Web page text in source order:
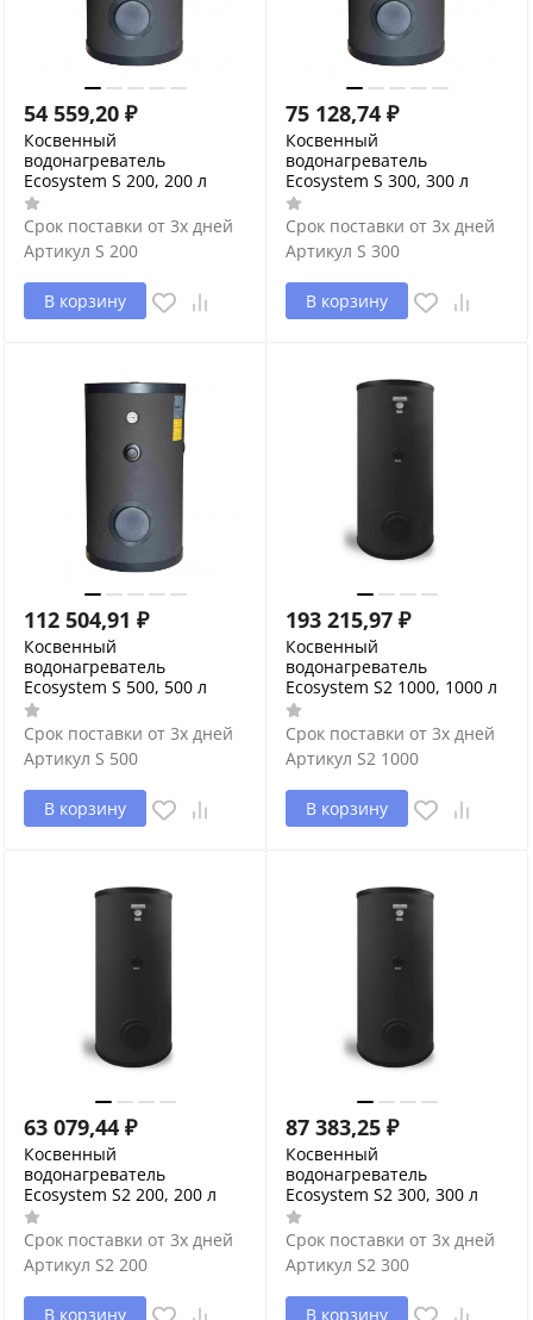
54 559,20 ₽
Косвенный
водонагреватель
Ecosystem S 200, 200 л
Срок поставки от 3х дней
Артикул S 200
В корзину
75 128,74 ₽
Косвенный
водонагреватель
Ecosystem S 300, 300 л
Срок поставки от 3х дней
Артикул S 300
В корзину
112 504,91 ₽
Косвенный
водонагреватель
Ecosystem S 500, 500 л
Срок поставки от 3х дней
Артикул S 500
В корзину
193 215,97 ₽
Косвенный
водонагреватель
Ecosystem S2 1000, 1000 л
Срок поставки от 3х дней
Артикул S2 1000
В корзину
63 079,44 ₽
Косвенный
водонагреватель
Ecosystem S2 200, 200 л
Срок поставки от 3х дней
Артикул S2 200
В корзину
87 383,25 ₽
Косвенный
водонагреватель
Ecosystem S2 300, 300 л
Срок поставки от 3х дней
Артикул S2 300
В корзину